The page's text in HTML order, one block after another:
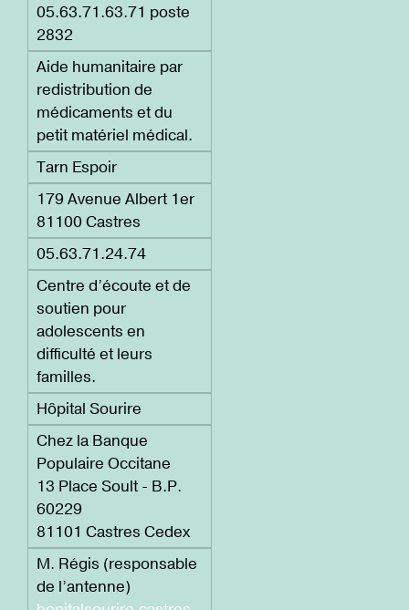
05.63.71.63.71 poste
2832
Aide humanitaire par
redistribution de
médicaments et du
petit matériel médical.
Tarn Espoir
179 Avenue Albert 1er
81100 Castres
05.63.71.24.74
Centre d’écoute et de
soutien pour
adolescents en
difficulté et leurs
familles.
Hôpital Sourire
Chez la Banque
Populaire Occitane
13 Place Soult - B.P.
60229
81101 Castres Cedex
M. Régis (responsable
de l’antenne)